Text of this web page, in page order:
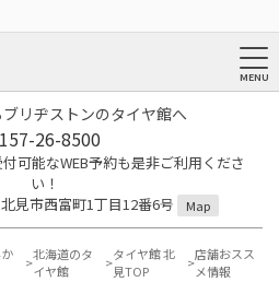
リヂストンのタイヤ館へ
26-8500
可能なWEB予約も是非ご利用くださ
い！
見市西富町1丁目12番6号
Map
北海道のタ
イヤ館
タイヤ館 北
見TOP
店舗おスス
メ情報